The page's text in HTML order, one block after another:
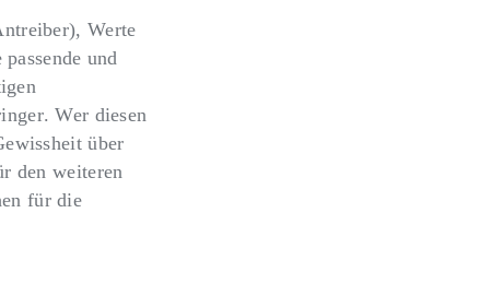
Werte
und
. Wer diesen
über
den weiteren
für die